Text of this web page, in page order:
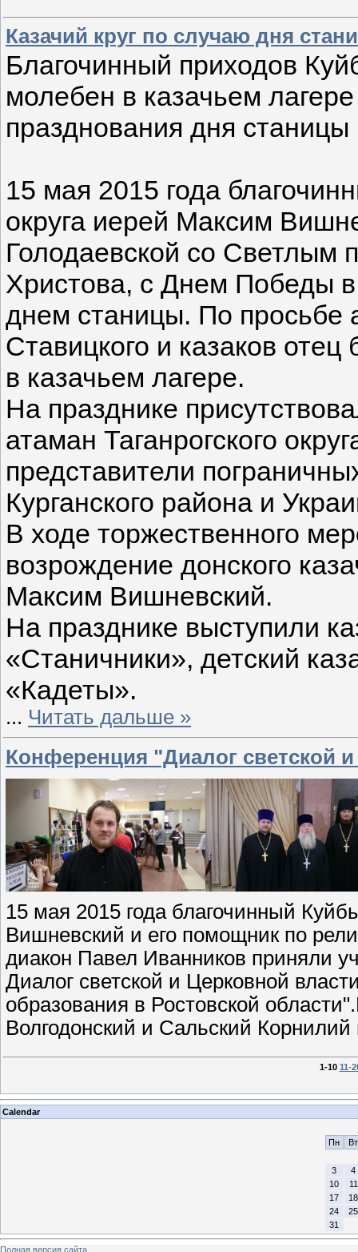
Казачий круг по случаю дня
Благочинный приходов
молебен в казачьем
празднования дня станицы
15 мая 2015 года
округа иерей Максим
Голодаевской со Светлым
Христова, с Днем Победы
днем станицы. По просьбе
Ставицкого и казаков
в казачьем лагере.
На празднике
атаман Таганрогского
представители
Курганского района и
В ходе торжественного
возрождение донского
Максим Вишневский.
На празднике выступили
«Станичники», детский
«Кадеты».
... Читать дальше »
Конференция "Диалог светской
15 мая 2015 года благочинный
Вишневский и его помощник по
диакон Павел Иванников приняли
Диалог светской и Церковной
образования в Ростовской
Волгодонский и Сальский
1-10 11-
Calendar
Пн
Вт
3
4
10
11
17
18
24
25
31
Полная версия сайта